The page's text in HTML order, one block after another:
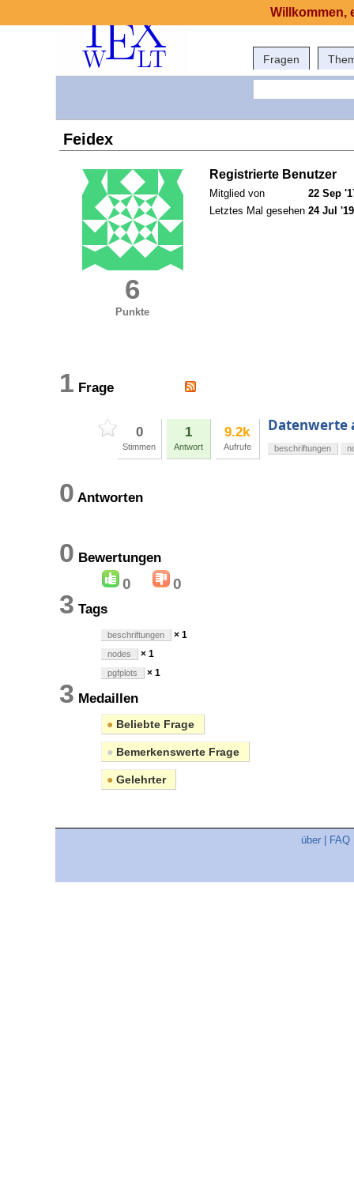
Fragen
Feidex
6
Punkte
Registrierte Benutzer
Mitglied von
22 Sep
Letztes Mal gesehen 24 Jul
1 Frage
0
Stimmen
1
Antwort
9.2k
Aufrufe
Datenwerte
beschriftungen
0 Antworten
0 Bewertungen
0 0
3 Tags
beschriftungen × 1
nodes × 1
pgfplots × 1
3 Medaillen
● Beliebte Frage
● Bemerkenswerte Frage
● Gelehrter
über FAQ
Willkommen,